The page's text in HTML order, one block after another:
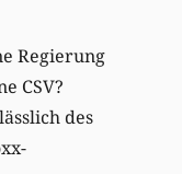
Regierung
CSV?
des